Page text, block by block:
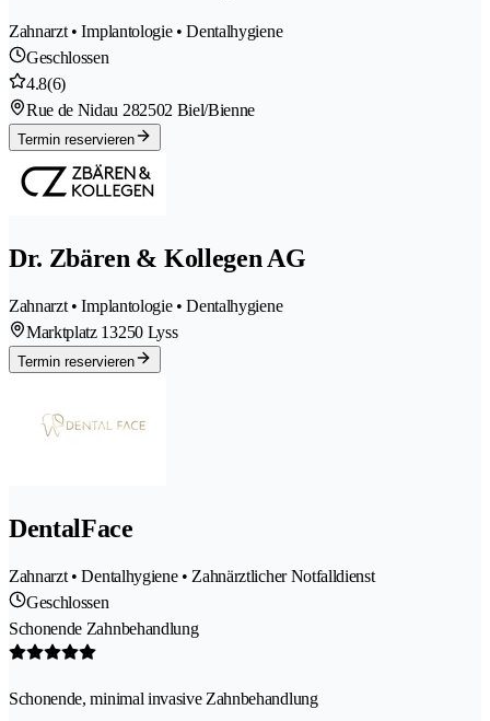
Zahnarzt • Implantologie • Dentalhygiene
Geschlossen
4.8(6)
Rue de Nidau 282502 Biel/Bienne
Termin reservieren
Dr. Zbären & Kollegen AG
Zahnarzt • Implantologie • Dentalhygiene
Marktplatz 13250 Lyss
Termin reservieren
DentalFace
Zahnarzt • Dentalhygiene • Zahnärztlicher Notfalldienst
Geschlossen
Schonende Zahnbehandlung
Schonende, minimal invasive Zahnbehandlung